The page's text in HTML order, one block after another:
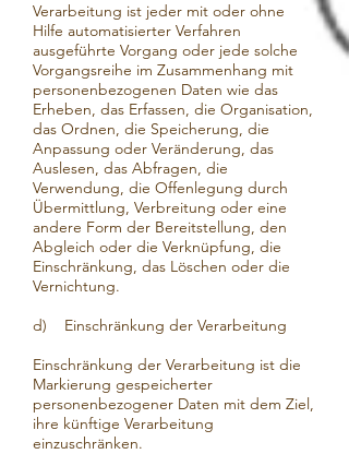
Verarbeitung ist jeder mit oder ohne
Hilfe automatisierter Verfahren
ausgeführte Vorgang oder jede solche
Vorgangsreihe im Zusammenhang mit
personenbezogenen Daten wie das
Erheben, das Erfassen, die Organisation,
das Ordnen, die Speicherung, die
Anpassung oder Veränderung, das
Auslesen, das Abfragen, die
Verwendung, die Offenlegung durch
Übermittlung, Verbreitung oder eine
andere Form der Bereitstellung, den
Abgleich oder die Verknüpfung, die
Einschränkung, das Löschen oder die
Vernichtung.
d) Einschränkung der Verarbeitung
Einschränkung der Verarbeitung ist die
Markierung gespeicherter
personenbezogener Daten mit dem Ziel,
ihre künftige Verarbeitung
einzuschränken.